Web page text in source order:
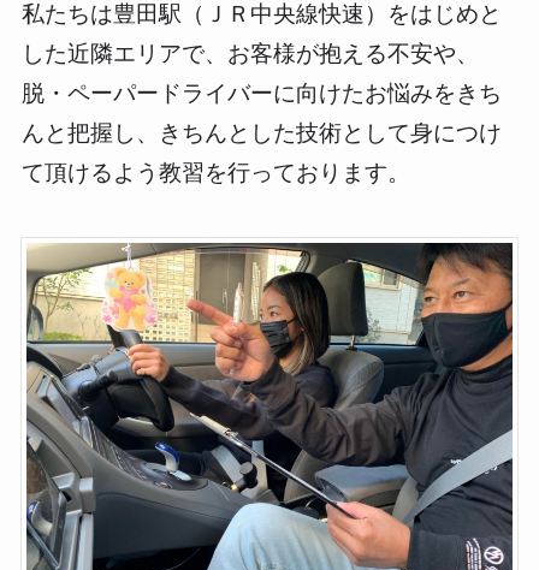
私たちは豊田駅（ＪＲ中央線快速）をはじめと
した近隣エリアで、お客様が抱える不安や、
脱・ペーパードライバーに向けたお悩みをきち
んと把握し、きちんとした技術として身につけ
て頂けるよう教習を行っております。